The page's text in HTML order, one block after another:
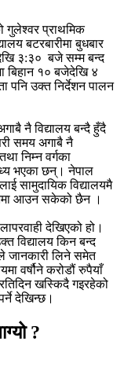
गुलेश्वर प्राथमिक
बटरबारीमा बुधबार
३:३० बजे सम्म बन्द
बिहान १० बजेदेखि ४
पनि उक्त निर्देशन पालन
नै विद्यालय बन्दै हुँदै
समय अगाबै नै
निम्न वर्गका
भएका छन्। नेपाल
सामुदायिक विद्यालयमै
आउन सकेको छैन ।
देखिएको हो।
विद्यालय किन बन्द
जानकारी लिने समेत
वर्षौने करोडौं रुपैयाँ
खस्किदै गइरहेको
देखिन्छ।
?